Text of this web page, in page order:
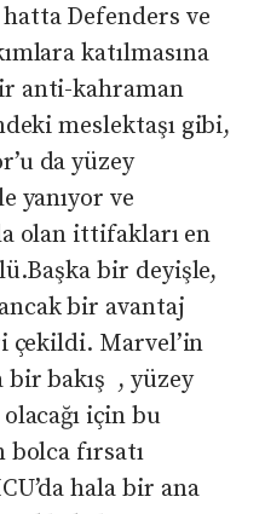
Defenders ve
katılmasına
anti-kahraman
meslektaşı gibi,
da yüzey
yanıyor ve
olan ittifakları en
bir deyişle,
bir avantaj
çekildi. Marvel’in
bir bakış , yüzey
için bu
fırsatı
hala bir ana